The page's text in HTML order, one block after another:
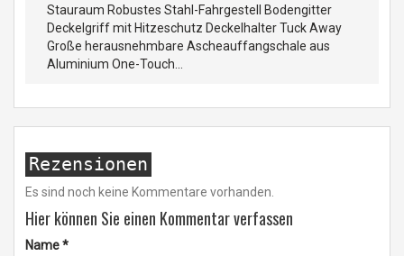
Stauraum Robustes Stahl-Fahrgestell Bodengitter
Deckelgriff mit Hitzeschutz Deckelhalter Tuck Away
Große herausnehmbare Ascheauffangschale aus
Aluminium One-Touch...
Rezensionen
Es sind noch keine Kommentare vorhanden.
Hier können Sie einen Kommentar verfassen
Name*